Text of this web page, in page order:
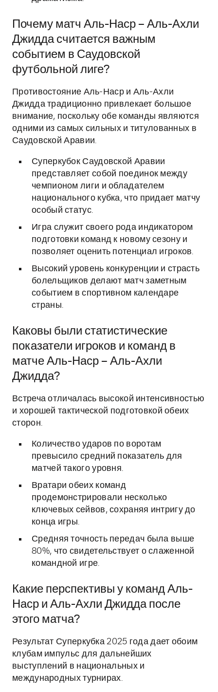
Почему матч Аль-Наср – Аль-Ахли
Джидда считается важным
событием в Саудовской
футбольной лиге?
Противостояние Аль-Наср и Аль-Ахли
Джидда традиционно привлекает большое
внимание, поскольку обе команды являются
одними из самых сильных и титулованных в
Саудовской Аравии.
Суперкубок Саудовской Аравии
представляет собой поединок между
чемпионом лиги и обладателем
национального кубка, что придает матчу
особый статус.
Игра служит своего рода индикатором
подготовки команд к новому сезону и
позволяет оценить потенциал игроков.
Высокий уровень конкуренции и страсть
болельщиков делают матч заметным
событием в спортивном календаре
страны.
Каковы были статистические
показатели игроков и команд в
матче Аль-Наср – Аль-Ахли
Джидда?
Встреча отличалась высокой интенсивностью
и хорошей тактической подготовкой обеих
сторон.
Количество ударов по воротам
превысило средний показатель для
матчей такого уровня.
Вратари обеих команд
продемонстрировали несколько
ключевых сейвов, сохраняя интригу до
конца игры.
Средняя точность передач была выше
80%, что свидетельствует о слаженной
командной игре.
Какие перспективы у команд Аль-
Наср и Аль-Ахли Джидда после
этого матча?
Результат Суперкубка 2025 года дает обоим
клубам импульс для дальнейших
выступлений в национальных и
международных турнирах.